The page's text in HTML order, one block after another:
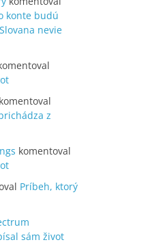
konte budú
nevie
komentoval
z
komentoval
Príbeh, ktorý
sám život